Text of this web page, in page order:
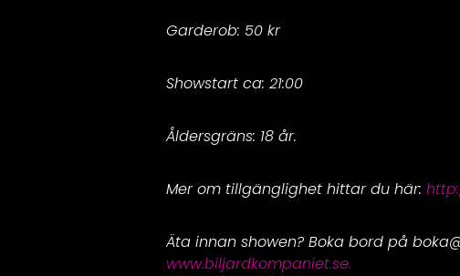
Garderob: 50 kr
Showstart ca: 21:00
Åldersgräns: 18 år.
Mer om tillgänglighet hittar du här:
Äta innan showen? Boka bord på
www.biljardkompaniet.se.